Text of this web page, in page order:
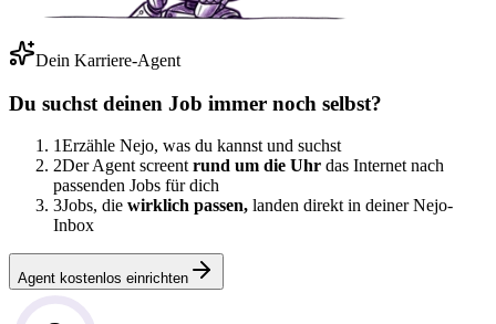
Dein Karriere-Agent
Du suchst deinen Job immer noch selbst?
1Erzähle Nejo, was du kannst und suchst
2Der Agent screent rund um die Uhr das Internet nach
passenden Jobs für dich
3Jobs, die wirklich passen, landen direkt in deiner Nejo-
Inbox
Agent kostenlos einrichten